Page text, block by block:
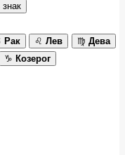
Рак ♌ Лев ♍ Дева
♑ Козерог